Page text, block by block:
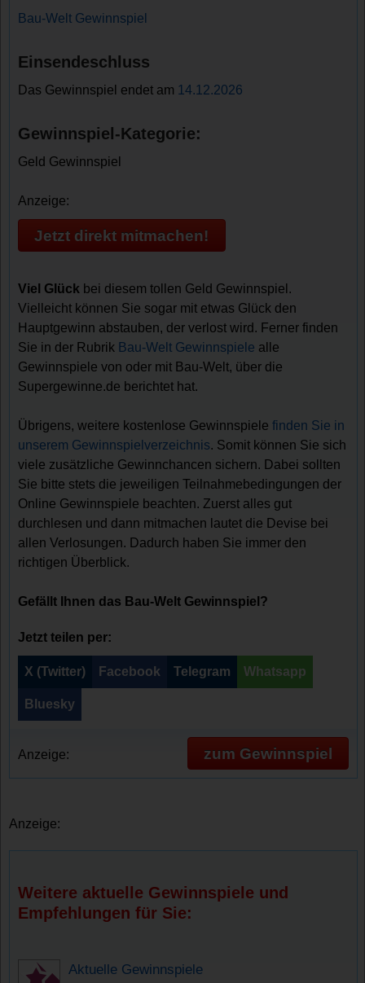
Bau-Welt Gewinnspiel
Einsendeschluss
Das Gewinnspiel endet am 14.12.2026
Gewinnspiel-Kategorie:
Geld Gewinnspiel
Anzeige:
Jetzt direkt mitmachen!
Viel Glück bei diesem tollen Geld Gewinnspiel.
Vielleicht können Sie sogar mit etwas Glück den
Hauptgewinn abstauben, der verlost wird. Ferner finden
Sie in der Rubrik Bau-Welt Gewinnspiele alle
Gewinnspiele von oder mit Bau-Welt, über die
Supergewinne.de berichtet hat.
Übrigens, weitere kostenlose Gewinnspielefinden Sie in
unserem Gewinnspielverzeichnis. Somit können Sie sich
viele zusätzliche Gewinnchancen sichern. Dabei sollten
Sie bitte stets die jeweiligen Teilnahmebedingungen der
Online Gewinnspiele beachten. Zuerst alles gut
durchlesen und dann mitmachen lautet die Devise bei
allen Verlosungen. Dadurch haben Sie immer den
richtigen Überblick.
Gefällt Ihnen das Bau-Welt Gewinnspiel?
Jetzt teilen per:
X (Twitter) Facebook Telegram Whatsapp
Bluesky
Anzeige: zum Gewinnspiel
Anzeige:
Weitere aktuelle Gewinnspiele und
Empfehlungen für Sie:
Aktuelle Gewinnspiele